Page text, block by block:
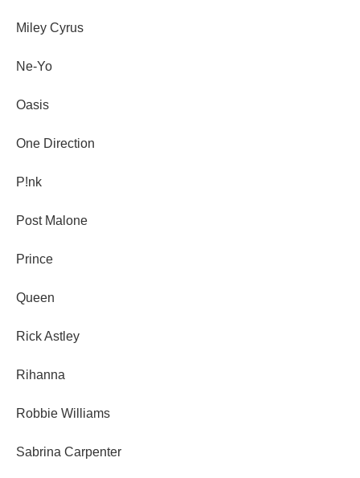
Miley Cyrus
Ne-Yo
Oasis
One Direction
P!nk
Post Malone
Prince
Queen
Rick Astley
Rihanna
Robbie Williams
Sabrina Carpenter